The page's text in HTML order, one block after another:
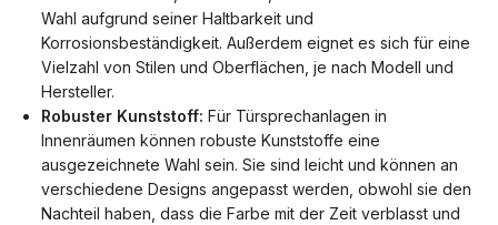
Wahl aufgrund seiner Haltbarkeit und
Korrosionsbeständigkeit. Außerdem eignet es sich für eine
Vielzahl von Stilen und Oberflächen, je nach Modell und
Hersteller.
Robuster Kunststoff: Für Türsprechanlagen in
Innenräumen können robuste Kunststoffe eine
ausgezeichnete Wahl sein. Sie sind leicht und können an
verschiedene Designs angepasst werden, obwohl sie den
Nachteil haben, dass die Farbe mit der Zeit verblasst und